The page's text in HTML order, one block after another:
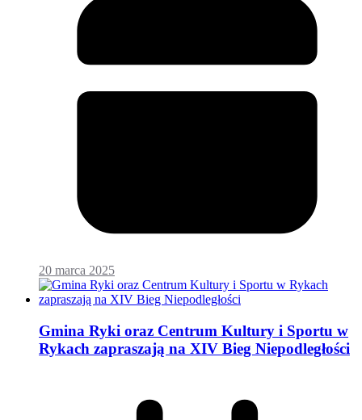
20 marca 2025
Gmina Ryki oraz Centrum Kultury i Sportu w
Rykach zapraszają na XIV Bieg Niepodległości